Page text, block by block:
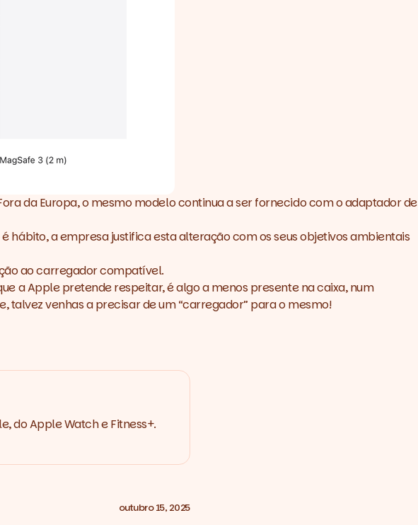
da Europa, o mesmo modelo continua a ser fornecido com o adaptador de
hábito, a empresa justifica esta alteração com os seus objetivos ambientais
ao carregador compatível.
a Apple pretende respeitar, é algo a menos presente na caixa, num
talvez venhas a precisar de um “carregador” para o mesmo!
do Apple Watch e Fitness+.
outubro 15, 2025